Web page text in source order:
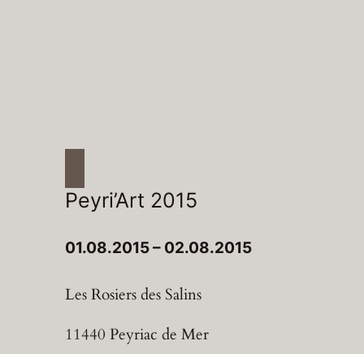
Peyri’Art 2015
01.08.2015 – 02.08.2015
Les Rosiers des Salins
11440 Peyriac de Mer